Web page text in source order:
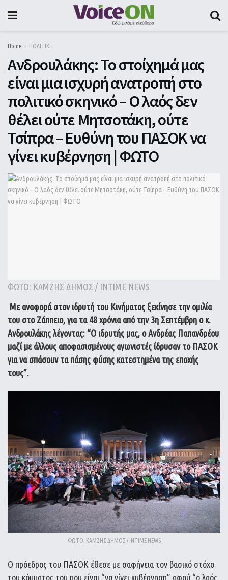
Home ΠΟΛΙΤΙΚΗ
Ανδρουλάκης: Το στοίχημά μας
είναι μια ισχυρή ανατροπή στο
πολιτικό σκηνικό – Ο λαός δεν
θέλει ούτε Μητσοτάκη, ούτε
Τσίπρα – Ευθύνη του ΠΑΣΟΚ να
γίνει κυβέρνηση | ΦΩΤΟ
ΦΩΤΟ: ΚΑΜΖΗΣ ΔΗΜΟΣ / INTIME NEWS
Με αναφορά στον ιδρυτή του Κινήματος ξεκίνησε την ομιλία
του στο Ζάππειο, για τα 48 χρόνια από την 3η Σεπτέμβρη ο κ.
Ανδρουλάκης λέγοντας: “Ο ιδρυτής μας, ο Ανδρέας Παπανδρέου
μαζί με άλλους αποφασισμένους αγωνιστές ίδρυσαν το ΠΑΣΟΚ
για να σπάσουν τα πάσης φύσης κατεστημένα της εποχής
τους”.
ΦΩΤΟ: ΚΑΜΖΗΣ ΔΗΜΟΣ / INTIME NEWS
Ο πρόεδρος του ΠΑΣΟΚ έθεσε με σαφήνεια τον βασικό στόχο
του κόμματος του που είναι “να γίνει κυβέρνηση” αφού “ο λαός